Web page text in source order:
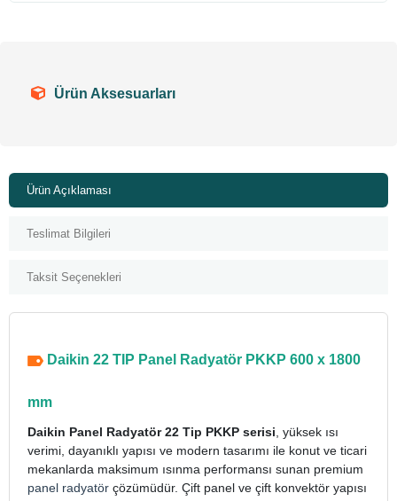
Ürün Aksesuarları
Ürün Açıklaması
Teslimat Bilgileri
Taksit Seçenekleri
Daikin 22 TIP Panel Radyatör PKKP 600 x 1800
mm
Daikin Panel Radyatör 22 Tip PKKP serisi , yüksek ısı
verimi, dayanıklı yapısı ve modern tasarımı ile konut ve ticari
mekanlarda maksimum ısınma performansı sunan premium
panel radyatör çözümüdür. Çift panel ve çift konvektör yapısı